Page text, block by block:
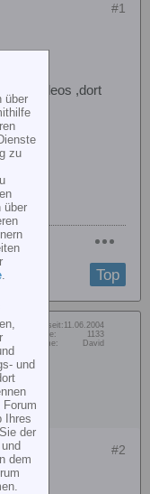
#1
und Videos ,dort
Top
Dabei seit: 11.06.2004
Beiträge:
1133
Vorname:
David
#2
über
zu
über
.
und
Ihres
der
dem